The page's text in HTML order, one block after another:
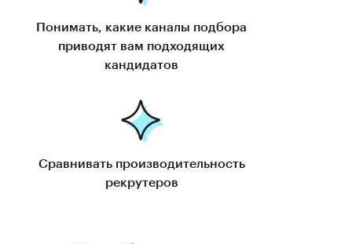
Понимать, какие каналы подбора
приводят вам подходящих
кандидатов
Сравнивать производительность
рекрутеров